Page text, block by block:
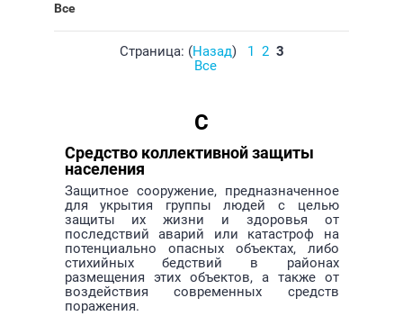
Все
Страница: (Назад) 1 2 3
Все
С
Средство коллективной защиты
населения
Защитное сооружение, предназначенное
для укрытия группы людей с целью
защиты их жизни и здоровья от
последствий аварий или катастроф на
потенциально опасных объектах, либо
стихийных бедствий в районах
размещения этих объектов, а также от
воздействия современных средств
поражения.